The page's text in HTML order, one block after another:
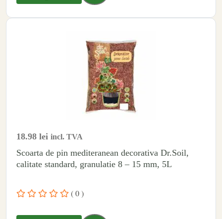
18.98 lei incl. TVA
Scoarta de pin mediteranean decorativa Dr.Soil,
calitate standard, granulatie 8 – 15 mm, 5L
( 0 )